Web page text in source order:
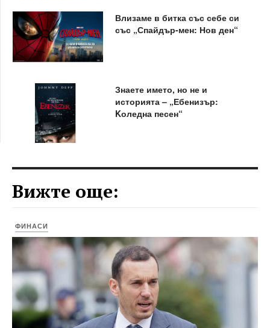
Влизаме в битка със себе си
със „Спайдър-мен: Нов ден“
Знаете името, но не и
историята – „Ебенизър:
Kоледна песен“
Вижте още:
ФИНАСИ